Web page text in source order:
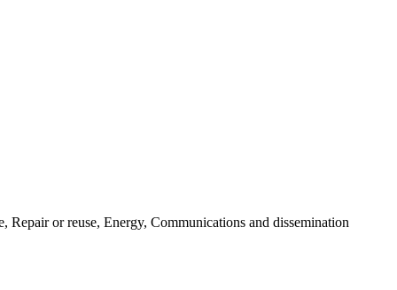
or reuse, Energy, Communications and dissemination